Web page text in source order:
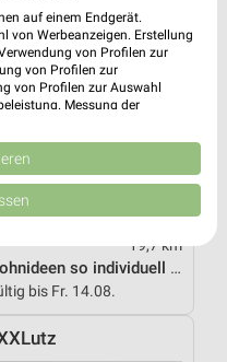
19,7 km
Wohnideen so individuell wie du!
bis Fr. 14.08.
auf einem Endgerät.
von Werbeanzeigen. Erstellung
von Profilen zur
von Profilen zur
von Profilen zur Auswahl
Messung der
Quellen. Entwicklung und
Daten zur Auswahl
Union weitergegeben und in die